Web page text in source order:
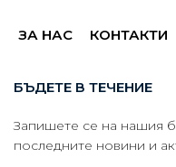
ЗА НАС КОНТАКТИ
БЪДЕТЕ В ТЕЧЕНИЕ
Запишете се на нашия
последните новини и